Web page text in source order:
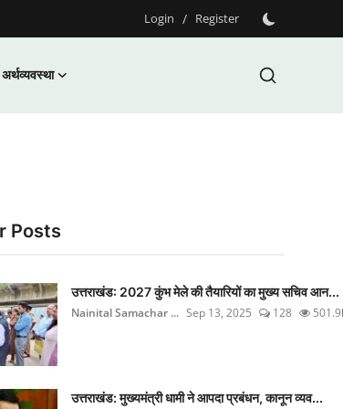
Login / Register
Posts
उत्तराखंड: 2027 कुंभ मेले की तैयारियों का मुख्य सचिव आन...
Nainital Samachar ... Sep 13, 2025 128
उत्तराखंड: मुख्यमंत्री धामी ने आपदा प्रबंधन, कानून व्यव...